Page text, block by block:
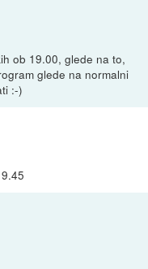
ob 19.00, glede na to,
glede na normalni
:-)